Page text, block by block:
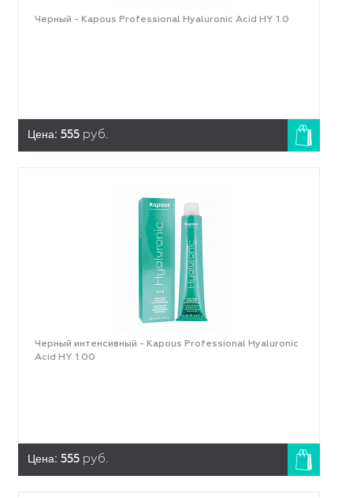
Черный - Kapous Professional Hyaluronic Acid HY 1.0
Цена: 555 руб.
Черный интенсивный - Kapous Professional Hyaluronic
Acid HY 1.00
Цена: 555 руб.